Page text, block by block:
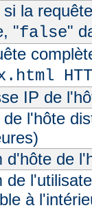
si la
"false"
IP de
de l'hôte
d'hôte de
de
à